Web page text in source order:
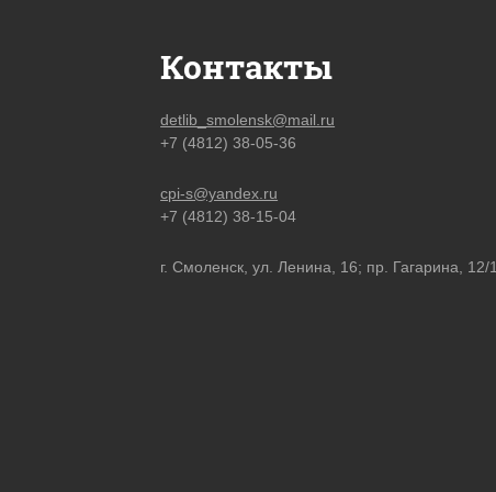
Контакты
detlib_smolensk@mail.ru
+7 (4812) 38-05-36
cpi-s@yandex.ru
+7 (4812) 38-15-04
г. Смоленск, ул. Ленина, 16; пр. Гагарина, 12/1